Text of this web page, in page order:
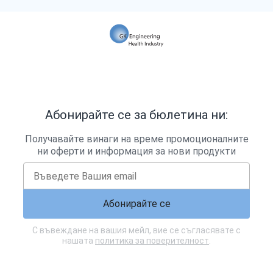
Абонирайте се за бюлетина ни:
Получавайте винаги на време промоционалните
ни оферти и информация за нови продукти
Абонирайте се
С въвеждане на вашия мейл, вие се съгласявате с
нашата политика за поверителност